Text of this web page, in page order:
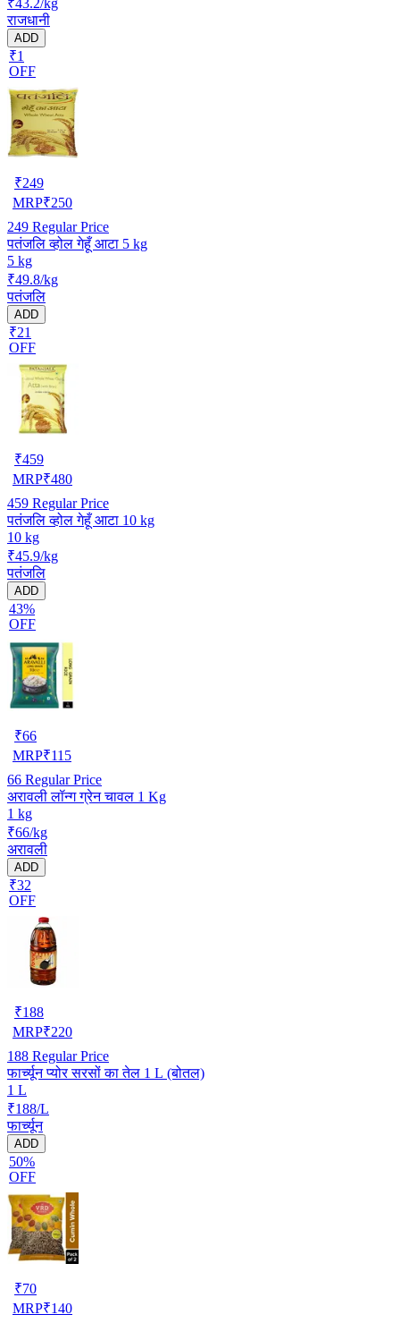
राजधानी
ADD
₹1
OFF
₹249
MRP₹250
249 Regular Price
पतंजलि व्होल गेहूँ आटा 5 kg
5 kg
₹49.8/kg
पतंजलि
ADD
₹21
OFF
₹459
MRP₹480
459 Regular Price
पतंजलि व्होल गेहूँ आटा 10 kg
10 kg
₹45.9/kg
पतंजलि
ADD
43%
OFF
₹66
MRP₹115
66 Regular Price
अरावली लॉन्ग ग्रेन चावल 1 Kg
1 kg
₹66/kg
अरावली
ADD
₹32
OFF
₹188
MRP₹220
188 Regular Price
फार्च्यून प्योर सरसों का तेल 1 L (बोतल)
1 L
₹188/L
फार्च्यून
ADD
50%
OFF
₹70
MRP₹140